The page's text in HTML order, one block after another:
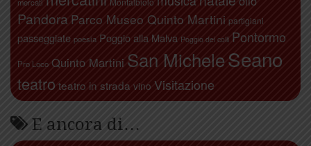
mercati
Pandora Parco Museo Quinto Martini partigiani
passeggiate poesia Poggio alla Malva Poggio dei colli Pontormo
Pro Loco Quinto Martini San MicheleSeano
teatro teatro in strada vino Visitazione
E ancora di…